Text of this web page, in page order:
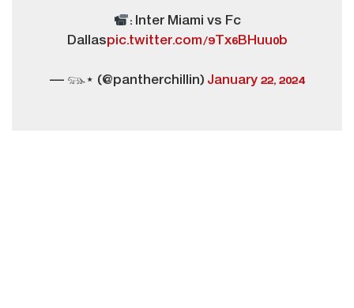
: Inter Miami vs Fc
Dallaspic.twitter.com/9Tx6BHuu0b
— 𓃮⋆ (@pantherchillin) January 22, 2024